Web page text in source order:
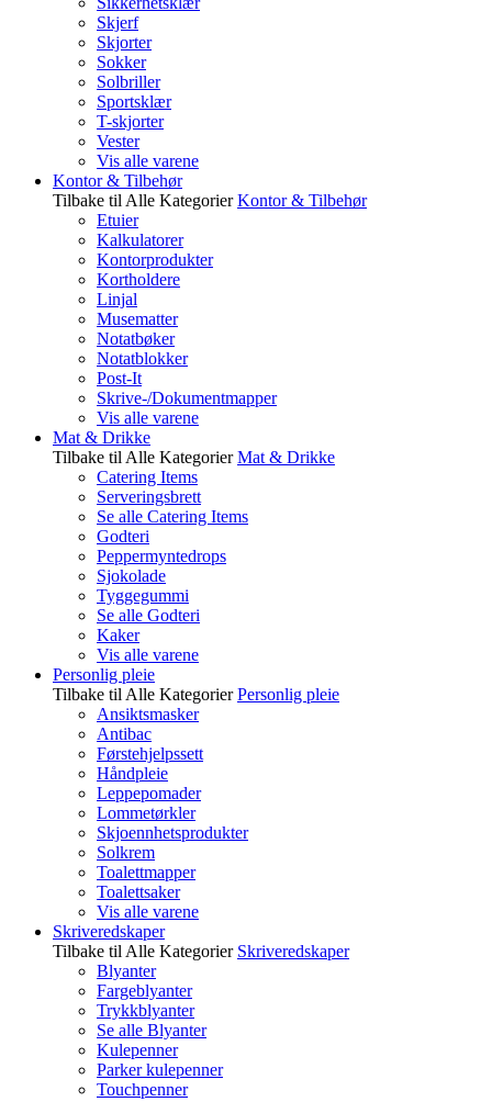
Skjerf
Skjorter
Sokker
Solbriller
Sportsklær
T-skjorter
Vester
Vis alle varene
Kontor & Tilbehør
Tilbake til Alle Kategorier Kontor & Tilbehør
Etuier
Kalkulatorer
Kontorprodukter
Kortholdere
Linjal
Musematter
Notatbøker
Notatblokker
Post-It
Skrive-/Dokumentmapper
Vis alle varene
Mat & Drikke
Tilbake til Alle Kategorier Mat & Drikke
Catering Items
Serveringsbrett
Se alle Catering Items
Godteri
Peppermyntedrops
Sjokolade
Tyggegummi
Se alle Godteri
Kaker
Vis alle varene
Personlig pleie
Tilbake til Alle Kategorier Personlig pleie
Ansiktsmasker
Antibac
Førstehjelpssett
Håndpleie
Leppepomader
Lommetørkler
Skjoennhetsprodukter
Solkrem
Toalettmapper
Toalettsaker
Vis alle varene
Skriveredskaper
Tilbake til Alle Kategorier Skriveredskaper
Blyanter
Fargeblyanter
Trykkblyanter
Se alle Blyanter
Kulepenner
Parker kulepenner
Touchpenner